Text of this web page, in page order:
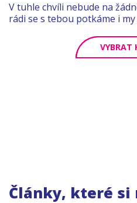
V tuhle chvíli nebude na
rádi se s tebou potkáme i
VYBRAT
Články, které si